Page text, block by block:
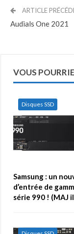
ARTICLE
Audials One 2021
VOUS
Disques SSD
Samsung : un
d’entrée de
série 990 ! (MAJ il